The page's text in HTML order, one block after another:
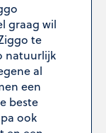
graag wil
te
natuurlijk
al
een
beste
ook